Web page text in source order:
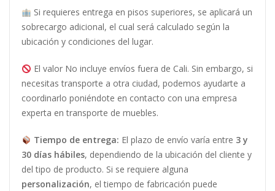
Si requieres entrega en pisos superiores, se aplicará un
sobrecargo adicional, el cual será calculado según la
ubicación y condiciones del lugar.
El valor No incluye envíos fuera de Cali. Sin embargo, si
necesitas transporte a otra ciudad, podemos ayudarte a
coordinarlo poniéndote en contacto con una empresa
experta en transporte de muebles.
Tiempo de entrega: El plazo de envío varía entre 3 y
30 días hábiles, dependiendo de la ubicación del cliente y
del tipo de producto. Si se requiere alguna
personalización, el tiempo de fabricación puede